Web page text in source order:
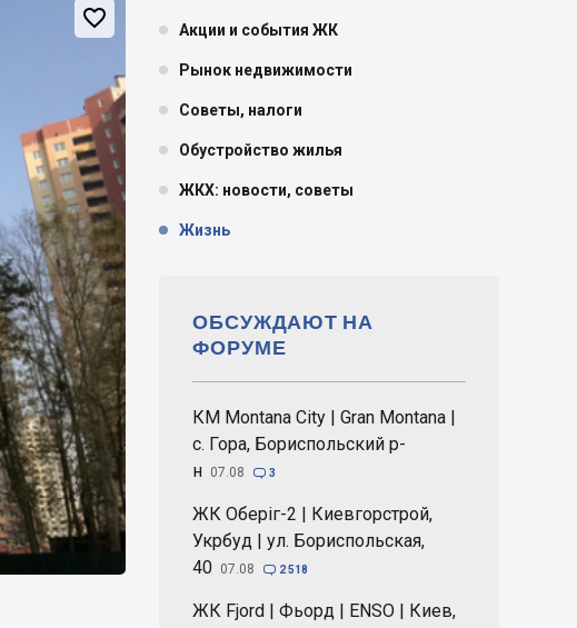
 Акции и события ЖК
Рынок недвижимости
Советы, налоги
Обустройство жилья
ЖКХ: новости, советы
Жизнь
КМ Montana City | Gran Montana |
с. Гора, Бориспольский р-
н 07.08  3
ЖК Оберіг-2 | Киевгорстрой,
Укрбуд | ул. Бориспольская,
40 07.08  2 518
ЖК Fjord | Фьорд | ENSO | Киев,
ОБСУЖДАЮТ НА
ФОРУМЕ